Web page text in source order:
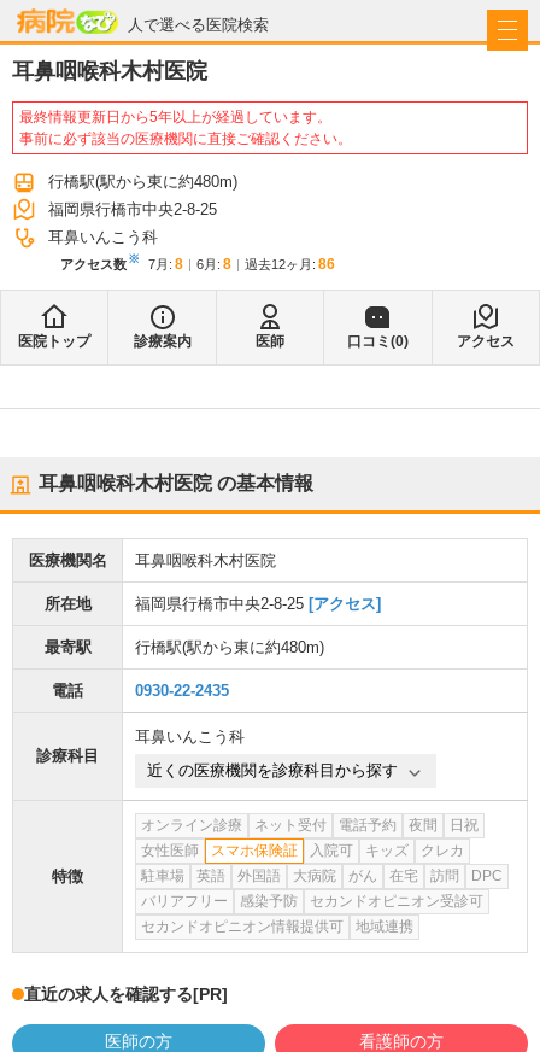
人で選べる医院検索
病院なび
耳鼻咽喉科木村医院
最終情報更新日から5年以上が経過しています。
事前に必ず該当の医療機関に直接ご確認ください。
行橋駅(駅から東に約480m)
福岡県行橋市中央2-8-25
耳鼻いんこう科
アクセス数※ 7月 : 8 6月 : 8 過去12ヶ月: 86
医院トップ 診療案内 医師 口コミ(0) アクセス
耳鼻咽喉科木村医院の基本情報
医療機関名 耳鼻咽喉科木村医院
所在地 福岡県行橋市中央2-8-25 [アクセス]
最寄駅 行橋駅(駅から東に約480m)
電話 0930-22-2435
診療科目
耳鼻いんこう科
近くの医療機関を診療科目から探す
特徴
オンライン診療 ネット受付 電話予約 夜間
日祝
女性医師
スマホ保険証 入院可 キッズ
クレカ
駐車場
英語 外国語 大病院 がん 在宅 訪問
DPC
バリアフリー
感染予防
セカンドオピニオン受診可
セカンドオピニオン情報提供可
地域連携
直近の求人を確認する[PR]
医師の方 看護師の方